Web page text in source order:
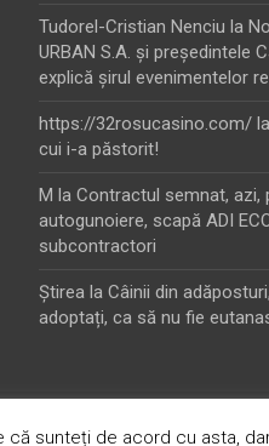
Tudorel-Cristian Nenciu la
URBAN S.A. şi preşedintele
explică şirul evenimentelor
https://32rosucasino.com/ la
cui i-a păstorit!
M la Contractul semnat, azi,
autogunoiere, scapă ADI
subcontractori
Ştirea la Câinii din
adoptați, ca să nu fie
sunteți de acord cu asta,